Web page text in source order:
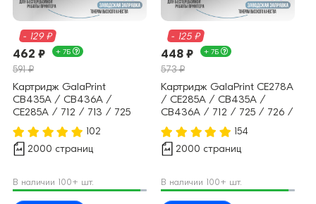
- 129 ₽
462 ₽ + 7Б
591 ₽
Картридж GalaPrint
CB435A / CB436A /
CE285A / 712 / 713 / 725
(№35A №36A №85A)
совместимый
102
2000 страниц
В наличии 100+ шт.
- 125 ₽
448 ₽ + 7Б
573 ₽
Картридж GalaPrint CE278A
/ CE285A / CB435A /
CB436A / 712 / 725 / 726 /
728 (78A 85A 35A 36A)
совместимый
154
2000 страниц
В наличии 100+ шт.